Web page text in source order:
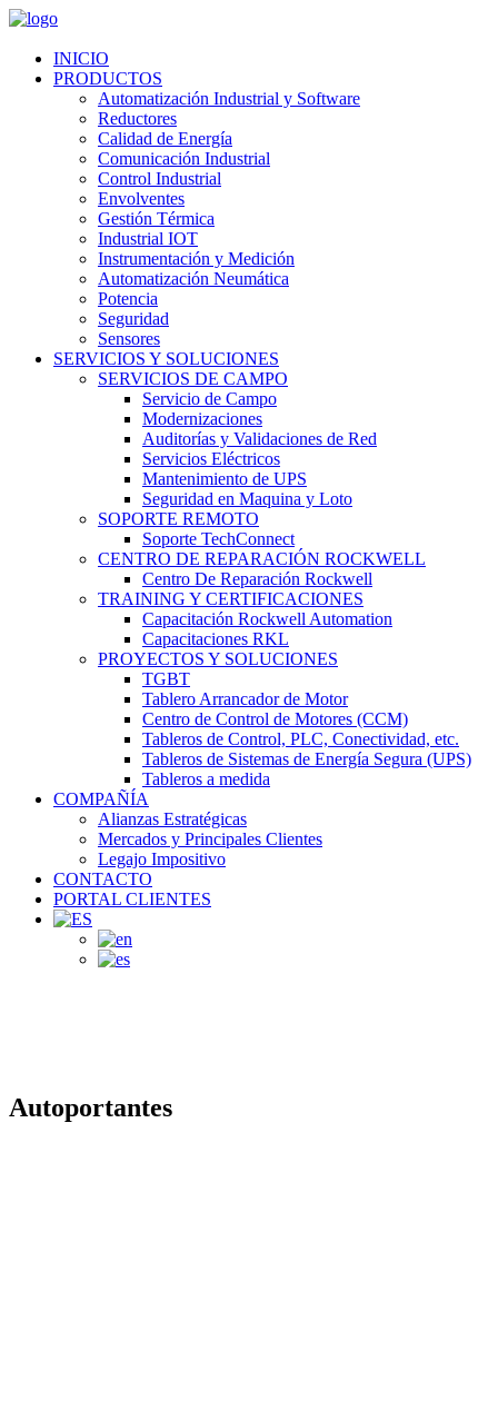
INICIO
PRODUCTOS
Automatización Industrial y Software
Reductores
Calidad de Energía
Comunicación Industrial
Control Industrial
Envolventes
Gestión Térmica
Industrial IOT
Instrumentación y Medición
Automatización Neumática
Potencia
Seguridad
Sensores
SERVICIOS Y SOLUCIONES
SERVICIOS DE CAMPO
Servicio de Campo
Modernizaciones
Auditorías y Validaciones de Red
Servicios Eléctricos
Mantenimiento de UPS
Seguridad en Maquina y Loto
SOPORTE REMOTO
Soporte TechConnect
CENTRO DE REPARACIÓN ROCKWELL
Centro De Reparación Rockwell
TRAINING Y CERTIFICACIONES
Capacitación Rockwell Automation
Capacitaciones RKL
PROYECTOS Y SOLUCIONES
TGBT
Tablero Arrancador de Motor
Centro de Control de Motores (CCM)
Tableros de Control, PLC, Conectividad, etc.
Tableros de Sistemas de Energía Segura (UPS)
Tableros a medida
COMPAÑÍA
Alianzas Estratégicas
Mercados y Principales Clientes
Legajo Impositivo
CONTACTO
PORTAL CLIENTES
Autoportantes